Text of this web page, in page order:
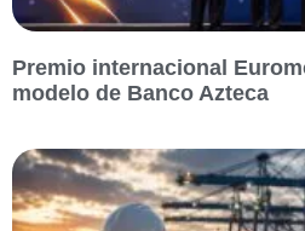
Premio internacional
modelo de Banco Azteca